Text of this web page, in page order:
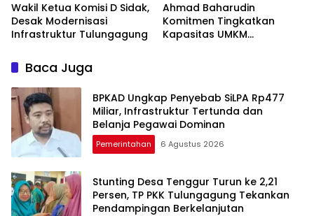
Wakil Ketua Komisi D Sidak,
Desak Modernisasi
Infrastruktur Tulungagung
Ahmad Baharudin
Komitmen Tingkatkan
Kapasitas UMKM
Baca Juga
BPKAD Ungkap Penyebab SiLPA Rp477
Miliar, Infrastruktur Tertunda dan
Belanja Pegawai Dominan
Pemerintahan 6 Agustus 2026
Stunting Desa Tenggur Turun ke 2,21
Persen, TP PKK Tulungagung Tekankan
Pendampingan Berkelanjutan